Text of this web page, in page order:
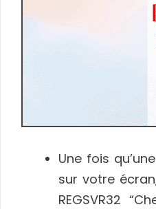
Une fois
sur votre
REGSVR32